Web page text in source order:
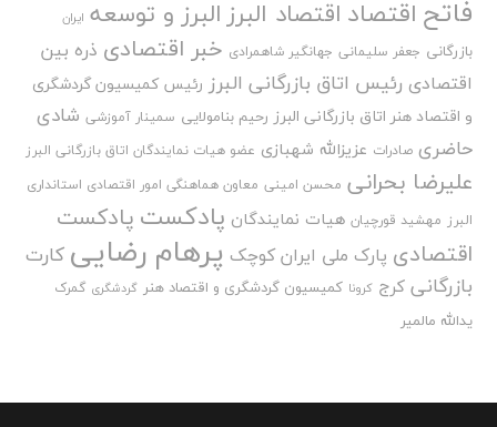
فاتح اقتصاد اقتصاد البرزالبرز و توسعه ایران
بازرگانی جعفر سلیمانی جهانگیر شاهمرادی خبر اقتصادی ذره بین
اقتصادی رئیس اتاق بازرگانی البرز رئیس کمیسیون گردشگری
و اقتصاد هنر اتاق بازرگانی البرز رحیم بنامولایی سمینار آموزشی شادی
حاضری صادرات عزیزالله شهبازی عضو هیات نمایندگان اتاق بازرگانی البرز
علیرضا بحرانی محسن امینی معاون هماهنگی امور اقتصادی استانداری
البرز مهشید قورچیان هیات نمایندگان پادکست پادکست
اقتصادی پارک ملی ایران کوچک پرهام رضایی کارت
بازرگانی کرج کرونا کمیسیون گردشگری و اقتصاد هنر گردشگری گمرک
یدالله مالمیر